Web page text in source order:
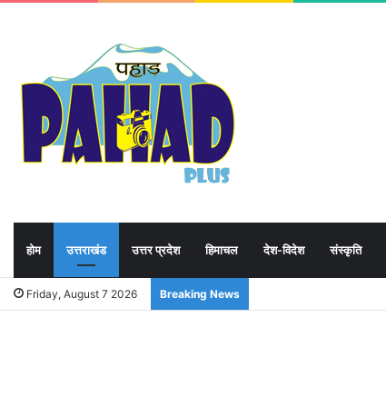
होम उत्तराखंड उत्तर प्रदेश हिमाचल देश-विदेश संस्कृति
Friday, August 7 2026 Breaking News